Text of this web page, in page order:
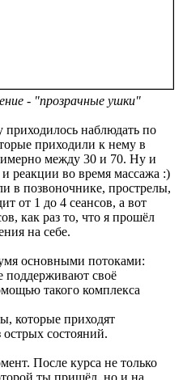
- "прозрачные ушки"
приходилось наблюдать по
приходили к нему в
между 30 и 70. Ну и
реакции во время массажа :)
в позвоночнике, прострелы,
от 1 до 4 сеансов, а вот
как раз то, что я прошёл
на себе.
основными потоками:
поддерживают своё
такого комплекса
которые приходят
состояний.
После курса не только
ты пришёл, но и на